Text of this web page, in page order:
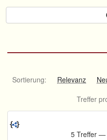
Sortierung: Relevanz
Treffer
5 Treffer —